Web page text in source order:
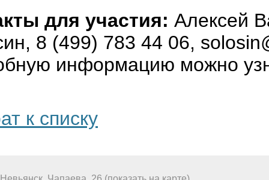
для участия: Алексей
8 (499) 783 44 06,
информацию можно
к списку